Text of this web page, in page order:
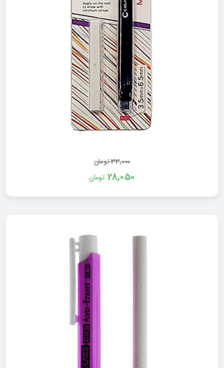
33,000تومان
28,050 تومان